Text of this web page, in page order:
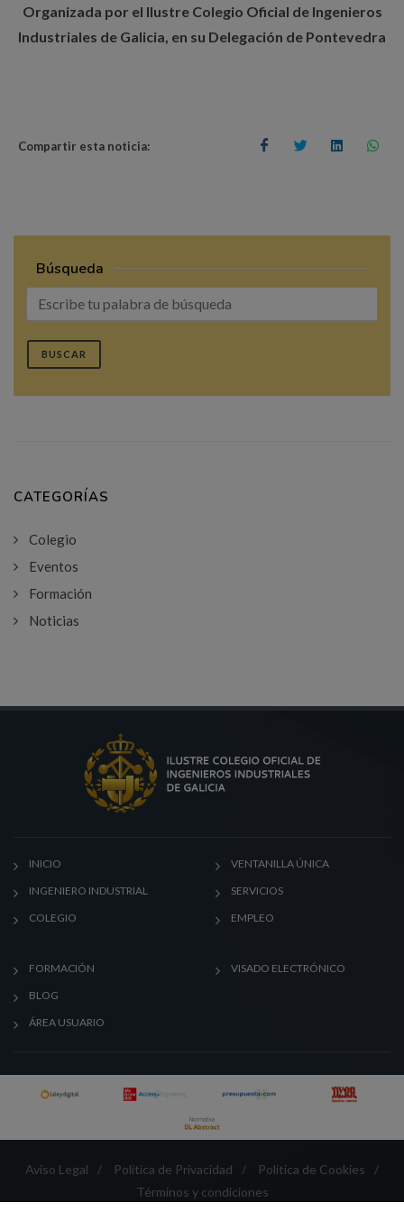
Organizada por el Ilustre Colegio Oficial de Ingenieros
Industriales de Galicia, en su Delegación de Pontevedra
Compartir esta noticia:
Búsqueda
BUSCAR
CATEGORÍAS
Colegio
Eventos
Formación
Noticias
INICIO
INGENIERO INDUSTRIAL
COLEGIO
VENTANILLA ÚNICA
SERVICIOS
EMPLEO
FORMACIÓN
BLOG
ÁREA USUARIO
VISADO ELECTRÓNICO
Aviso Legal / Política de Privacidad / Política de Cookies
/
Términos y condiciones